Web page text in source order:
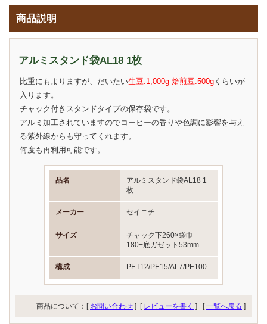
商品説明
アルミスタンド袋AL18 1枚
比重にもよりますが、だいたい生豆:1,000g 焙煎豆:500gくらいが
入ります。
チャック付きスタンドタイプの保存袋です。
アルミ加工されていますのでコーヒーの香りや色調に影響を与え
る紫外線からも守ってくれます。
何度も再利用可能です。
品名
アルミスタンド袋AL18 1
枚
メーカー セイニチ
サイズ
チャック下260×袋巾
180+底ガゼット53mm
構成 PET12/PE15/AL7/PE100
商品について：[ お問い合わせ ] [ レビューを書く ] [一覧へ戻る ]